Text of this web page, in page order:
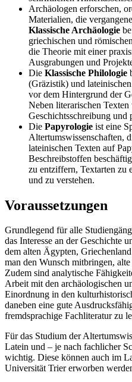
Archäologen erforschen,
Materialien, die
Klassische Archäologie
griechischen und
die Theorie mit einer
Ausgrabungen und
Die Klassische Philologie
(Gräzistik) und
vor dem Hintergrund der
Neben literarischen
Geschichtsschreibung und
Die Papyrologie ist eine
Altertumswissenschaften,
lateinischen Texten auf
Beschreibstoffen
zu entziffern, Textarten zu
und zu verstehen.
Voraussetzungen
Grundlegend für alle
das Interesse an der Geschichte
dem alten Ägypten,
man den Wunsch mitbringen,
Zudem sind analytische
Arbeit mit den archäologischen
Einordnung in den
daneben eine gute
fremdsprachige Fachliteratur zu
Für das Studium der
Latein und – je nach fachlicher
wichtig. Diese können auch im
Universität Trier erworben